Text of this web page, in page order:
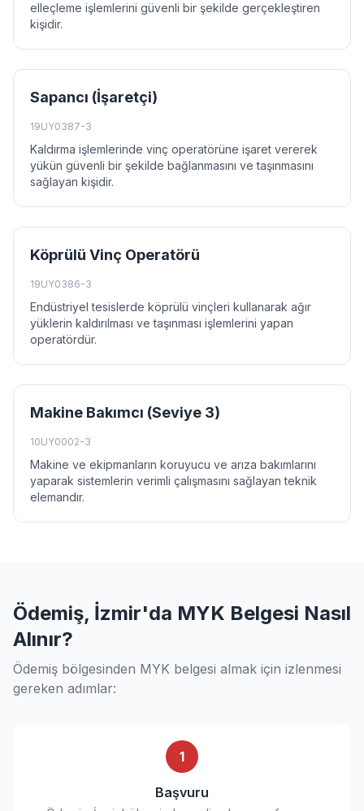
elleçleme işlemlerini güvenli bir şekilde gerçekleştiren
kişidir.
Sapancı (İşaretçi)
19UY0387-3
Kaldırma işlemlerinde vinç operatörüne işaret vererek
yükün güvenli bir şekilde bağlanmasını ve taşınmasını
sağlayan kişidir.
Köprülü Vinç Operatörü
19UY0386-3
Endüstriyel tesislerde köprülü vinçleri kullanarak ağır
yüklerin kaldırılması ve taşınması işlemlerini yapan
operatördür.
Makine Bakımcı (Seviye 3)
10UY0002-3
Makine ve ekipmanların koruyucu ve arıza bakımlarını
yaparak sistemlerin verimli çalışmasını sağlayan teknik
elemandır.
Ödemiş, İzmir'da MYK Belgesi Nasıl
Alınır?
Ödemiş bölgesinden MYK belgesi almak için izlenmesi
gereken adımlar:
1
Başvuru